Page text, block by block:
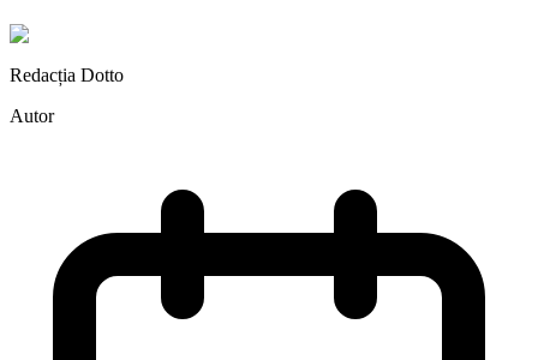
Redacția Dotto
Autor